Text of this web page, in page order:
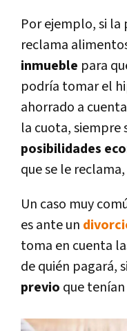
Por ejemplo, si la
reclama
inmueble para
podría tomar el
ahorrado a
la cuota, siempre
posibilidades
que se le
Un caso muy
es ante un
toma en cuenta
de quién pagará,
previo que